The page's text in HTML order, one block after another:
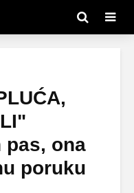
pas, ona
poruku